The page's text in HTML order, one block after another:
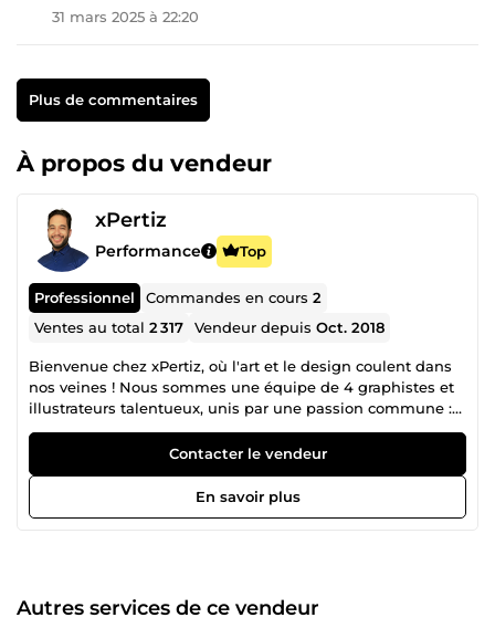
31 mars 2025 à 22:20
Plus de commentaires
À propos du vendeur
xPertiz
Performance Top
Professionnel Commandes en cours2
Ventes au total2 317 Vendeur depuisOct. 2018
Bienvenue chez xPertiz, où l'art et le design coulent dans
nos veines ! Nous sommes une équipe de 4 graphistes et
illustrateurs talentueux, unis par une passion commune :
transformer des idées en œuvres d'art qui marquent les
esprits et communiquent avec impact. Notre objectif ?
Livrer des résultats qui surpassent vos attentes et donnent
à votre marque ou projet l’impact visuel qu’il mérite. Avec
plus de 10 ans d'expérience, nous maîtrisons l'art de
captivant, ou une miniature YouTube qui attire
instantanément. Et ce n’est pas tout ! De la mascotte
Contacter le vendeur
En savoir plus
Autres services de ce vendeur